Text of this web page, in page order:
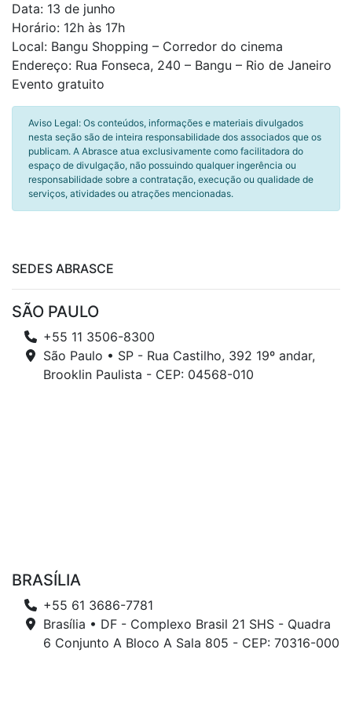
Data: 13 de junho
Horário: 12h às 17h
Local: Bangu Shopping – Corredor do cinema
Endereço: Rua Fonseca, 240 – Bangu – Rio de Janeiro
Evento gratuito
Aviso Legal: Os conteúdos, informações e materiais divulgados
nesta seção são de inteira responsabilidade dos associados que os
publicam. A Abrasce atua exclusivamente como facilitadora do
espaço de divulgação, não possuindo qualquer ingerência ou
responsabilidade sobre a contratação, execução ou qualidade de
serviços, atividades ou atrações mencionadas.
SEDES ABRASCE
SÃO PAULO
+55 11 3506-8300
São Paulo • SP - Rua Castilho, 392 19º andar,
Brooklin Paulista - CEP: 04568-010
BRASÍLIA
+55 61 3686-7781
Brasília • DF - Complexo Brasil 21 SHS - Quadra
6 Conjunto A Bloco A Sala 805 - CEP: 70316-000